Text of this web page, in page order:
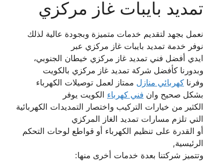
تمديد بايبات غاز مركزي
نعمل بجهد لتقديم خدمات متميزة وبجودة عالية لذلك
نوفر خدمة تمديد بايبات غاز مركزي عبر
ايدي أفضل فني تمديد غاز مركزي خيطان الجنوبي،
وبدورنا كأفضل شركة تمديد غاز مركزي بالكويت
وفرنا كهربائي منازل ممتاز لعمل توصيلات الكهرباء
بشكل صحيح وان فني كهرباء الكويت يوفر
الكثير من خيارات التركيب واختصار التمديدات الكهربائية
التي تلزم مسارات تمديد الغاز المركزي
أو القدرة على تنظيم الكهرباء أو قواطع لوحات التحكم
الرئيسية,
وتتميز شركتنا بعدة خدمات أخرى منها: